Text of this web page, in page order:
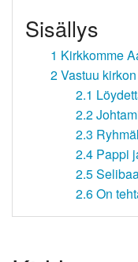
Sisällys
1 Kirkkomme
2Vastuu
2.1
2.2
2.3
2.4 Pappi
2.5
2.6On